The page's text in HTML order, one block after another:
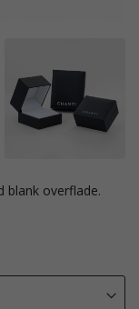
blank overflade.